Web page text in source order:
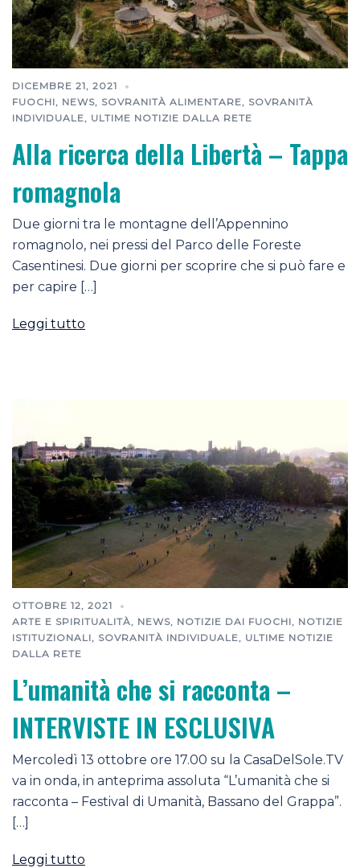
DICEMBRE 21, 2021
FUOCHI, NEWS, SOVRANITÀ ALIMENTARE, SOVRANITÀ
INDIVIDUALE, ULTIME NOTIZIE DALLA RETE
Alla ricerca della Libertà – Tappa
romagnola
Due giorni tra le montagne dell’Appennino
romagnolo, nei pressi del Parco delle Foreste
Casentinesi. Due giorni per scoprire che si può fare e
per capire […]
Leggi tutto
OTTOBRE 12, 2021
ARTE E SPIRITUALITÀ, NEWS, NOTIZIE DAI FUOCHI, NOTIZIE
ISTITUZIONALI, SOVRANITÀ INDIVIDUALE, ULTIME NOTIZIE
DALLA RETE
L’umanità che si racconta –
INTERVISTE IN ESCLUSIVA
Mercoledì 13 ottobre ore 17.00 su la CasaDelSole.TV
va in onda, in anteprima assoluta “L’umanità che si
racconta – Festival di Umanità, Bassano del Grappa”.
[…]
Leggi tutto